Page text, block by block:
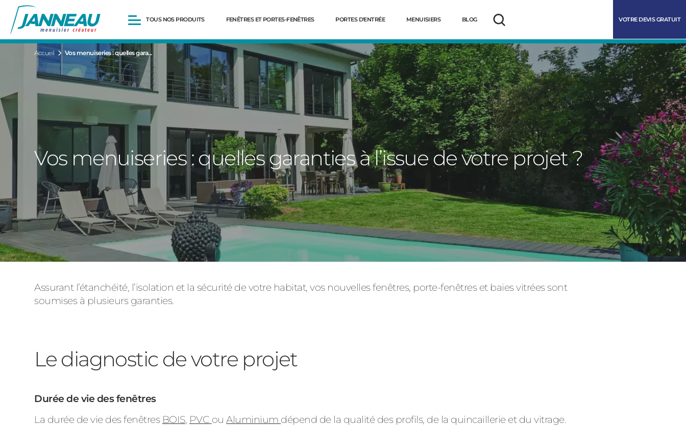
TOUS NOS PRODUITS
Fenêtres et Portes-fenêtres
Baies vitrées
Consulter
Portes d’entrée
Volets roulants
Portails et portillons
Carports
FENÊTRES ET PORTES-FENÊTRES PORTES D'ENTRÉE MENUISIERS BLOG
Rechercher
VOTRE DEVIS GRATUIT
Accueil Vos menuiseries : quelles gara...
Vos menuiseries : quelles garanties à l’issue de votre projet ?
Assurant l’étanchéité, l’isolation et la sécurité de votre habitat, vos nouvelles fenêtres, porte-fenêtres et baies vitrées sont
soumises à plusieurs garanties.
Le diagnostic de votre projet
Durée de vie des fenêtres
La durée de vie des fenêtres BOIS, PVC ouAluminium dépend de la qualité des profils, de la quincaillerie et du vitrage.